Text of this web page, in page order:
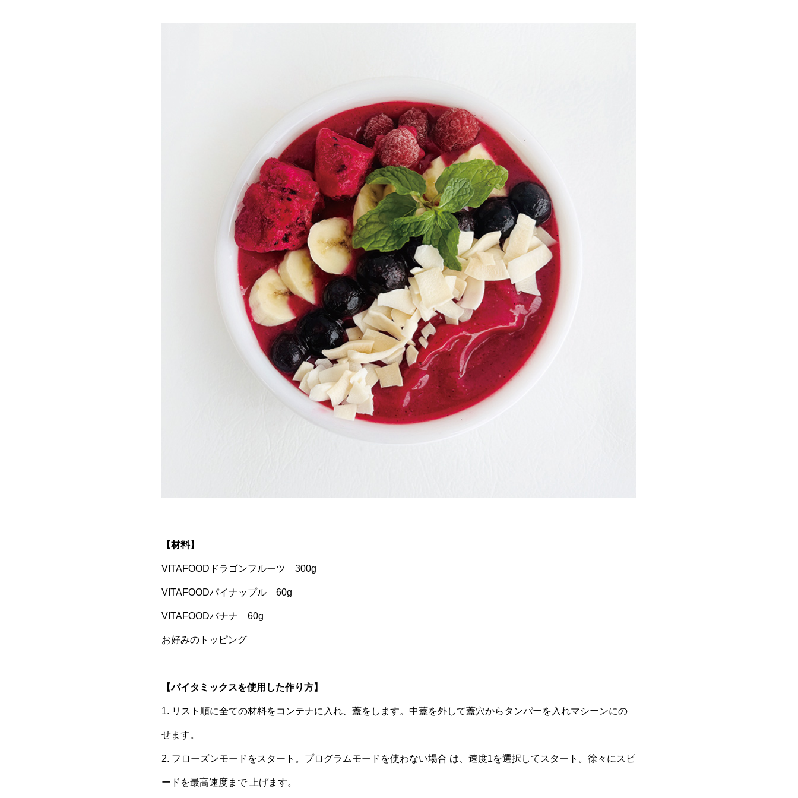
【材料】
VITAFOODドラゴンフルーツ 300g
VITAFOODパイナップル 60g
VITAFOODバナナ 60g
お好みのトッピング
【バイタミックスを使用した作り方】
1. リスト順に全ての材料をコンテナに入れ、蓋をします。中蓋を外して蓋穴からタンパーを入れマシーンにの
せます。
2. フローズンモードをスタート。プログラムモードを使わない場合 は、速度1を選択してスタート。徐々にスピ
ードを最高速度まで 上げます。